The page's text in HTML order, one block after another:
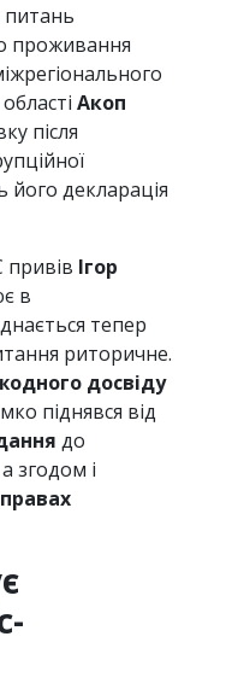
питань
проживання
Акоп
після
його декларація
Ігор
в
тепер
риторичне.
досвіду
піднявся від
до
згодом і